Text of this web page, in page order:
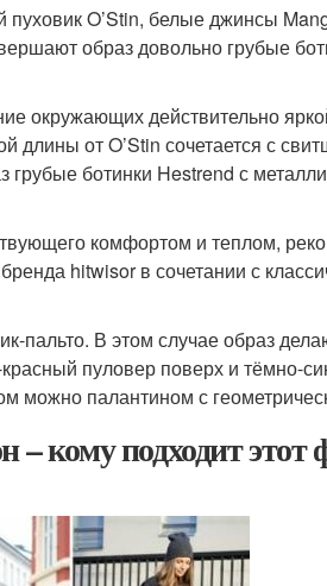
O’Stin, белые джинсы
образ довольно грубые
окружающих действительно
от O’Stin сочетается с
ботинки Hestrend с
комфортом и теплом,
hitwisor в сочетании с
пальто. В этом случае образ
пуловер поверх и тёмно-
можно палантином с
кому подходит этот